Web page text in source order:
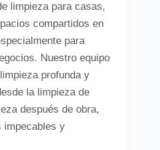
limpieza para casas,
compartidos en
para
Nuestro equipo
profunda y
la limpieza de
después de obra,
impecables y